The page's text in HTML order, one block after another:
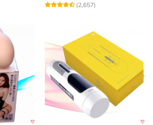
(2,657)